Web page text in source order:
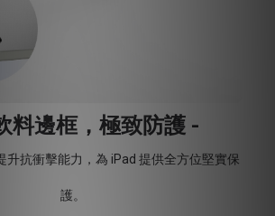
料邊框，極致防護 -
升抗衝擊能力，為 iPad 提供全方位堅實保
護。